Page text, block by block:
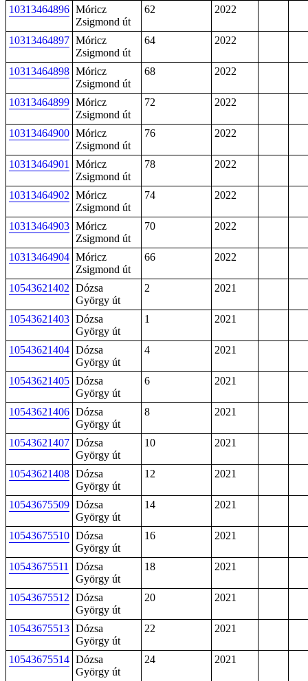
10313464896 Móricz
Zsigmond út
62 2022
10313464897 Móricz
Zsigmond út
64 2022
10313464898 Móricz
Zsigmond út
68 2022
10313464899 Móricz
Zsigmond út
72 2022
10313464900 Móricz
Zsigmond út
76 2022
10313464901
Móricz
Zsigmond út
78 2022
10313464902 Móricz
Zsigmond út
74 2022
10313464903 Móricz
Zsigmond út
70 2022
10313464904 Móricz
Zsigmond út
66 2022
10543621402 Dózsa
György út
2 2021
10543621403 Dózsa
György út
1 2021
10543621404 Dózsa
György út
4 2021
10543621405 Dózsa
György út
6 2021
10543621406 Dózsa
György út
8 2021
10543621407 Dózsa
György út
10 2021
10543621408 Dózsa
György út
12 2021
10543675509 Dózsa
György út
14 2021
10543675510 Dózsa
György út
16 2021
10543675511
Dózsa
György út
18 2021
10543675512 Dózsa
György út
20 2021
10543675513 Dózsa
György út
22 2021
10543675514 Dózsa
György út
24 2021